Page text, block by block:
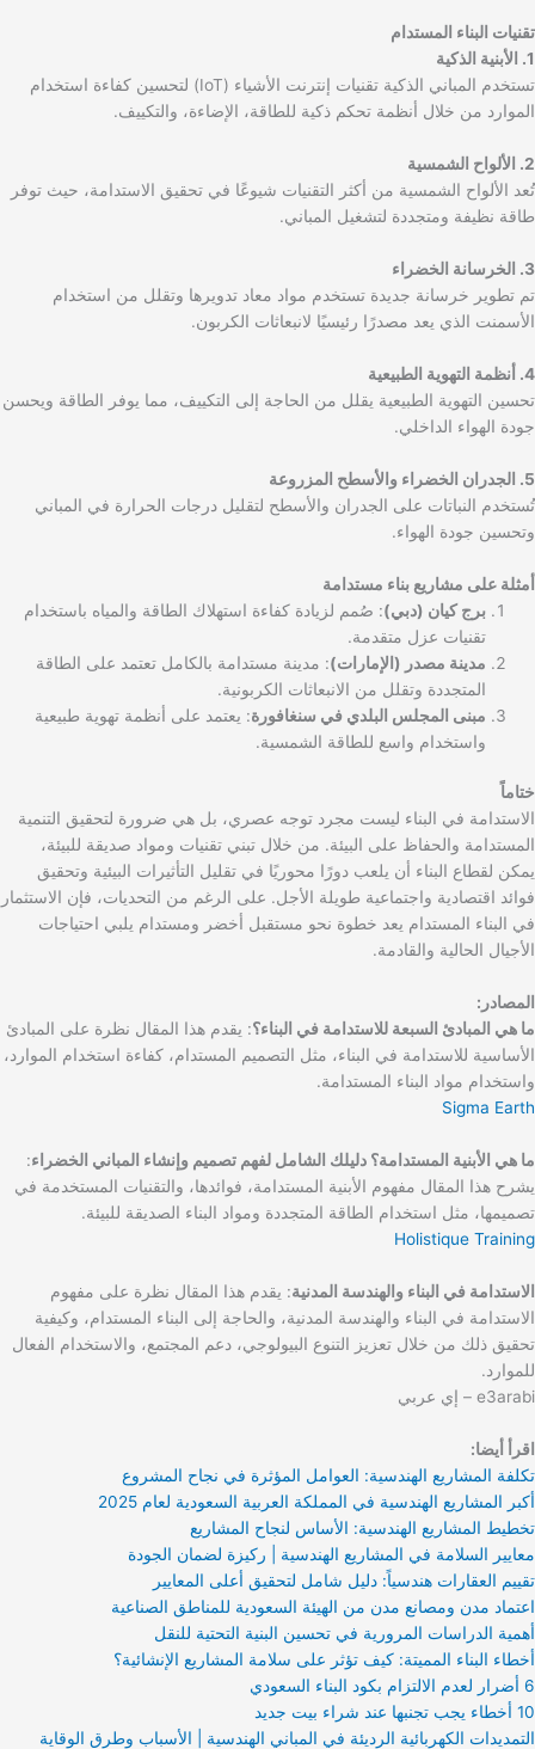
تقنيات البناء المستدام
1. الأبنية الذكية
تستخدم المباني الذكية تقنيات إنترنت الأشياء (IoT) لتحسين كفاءة استخدام
الموارد من خلال أنظمة تحكم ذكية للطاقة، الإضاءة، والتكييف.
2. الألواح الشمسية
تُعد الألواح الشمسية من أكثر التقنيات شيوعًا في تحقيق الاستدامة، حيث توفر
طاقة نظيفة ومتجددة لتشغيل المباني.
3. الخرسانة الخضراء
تم تطوير خرسانة جديدة تستخدم مواد معاد تدويرها وتقلل من استخدام
الأسمنت الذي يعد مصدرًا رئيسيًا لانبعاثات الكربون.
4. أنظمة التهوية الطبيعية
تحسين التهوية الطبيعية يقلل من الحاجة إلى التكييف، مما يوفر الطاقة ويحسن
جودة الهواء الداخلي.
5. الجدران الخضراء والأسطح المزروعة
تُستخدم النباتات على الجدران والأسطح لتقليل درجات الحرارة في المباني
وتحسين جودة الهواء.
أمثلة على مشاريع بناء مستدامة
برج كيان (دبي): صُمم لزيادة كفاءة استهلاك الطاقة والمياه باستخدام
تقنيات عزل متقدمة.
مدينة مصدر (الإمارات): مدينة مستدامة بالكامل تعتمد على الطاقة
المتجددة وتقلل من الانبعاثات الكربونية.
مبنى المجلس البلدي في سنغافورة: يعتمد على أنظمة تهوية طبيعية
واستخدام واسع للطاقة الشمسية.
ختاماً
الاستدامة في البناء ليست مجرد توجه عصري، بل هي ضرورة لتحقيق التنمية
المستدامة والحفاظ على البيئة. من خلال تبني تقنيات ومواد صديقة للبيئة،
يمكن لقطاع البناء أن يلعب دورًا محوريًا في تقليل التأثيرات البيئية وتحقيق
فوائد اقتصادية واجتماعية طويلة الأجل. على الرغم من التحديات، فإن الاستثمار
في البناء المستدام يعد خطوة نحو مستقبل أخضر ومستدام يلبي احتياجات
الأجيال الحالية والقادمة.
المصادر:
ما هي المبادئ السبعة للاستدامة في البناء؟: يقدم هذا المقال نظرة على المبادئ
الأساسية للاستدامة في البناء، مثل التصميم المستدام، كفاءة استخدام الموارد،
واستخدام مواد البناء المستدامة.
Sigma Earth
ما هي الأبنية المستدامة؟ دليلك الشامل لفهم تصميم وإنشاء المباني الخضراء:
يشرح هذا المقال مفهوم الأبنية المستدامة، فوائدها، والتقنيات المستخدمة في
تصميمها، مثل استخدام الطاقة المتجددة ومواد البناء الصديقة للبيئة.
Holistique Training
الاستدامة في البناء والهندسة المدنية: يقدم هذا المقال نظرة على مفهوم
الاستدامة في البناء والهندسة المدنية، والحاجة إلى البناء المستدام، وكيفية
تحقيق ذلك من خلال تعزيز التنوع البيولوجي، دعم المجتمع، والاستخدام الفعال
للموارد.
e3arabi – إي عربي
اقرأ أيضا:
تكلفة المشاريع الهندسية: العوامل المؤثرة في نجاح المشروع
أكبر المشاريع الهندسية في المملكة العربية السعودية لعام 2025
تخطيط المشاريع الهندسية: الأساس لنجاح المشاريع
معايير السلامة في المشاريع الهندسية | ركيزة لضمان الجودة
تقييم العقارات هندسياً: دليل شامل لتحقيق أعلى المعايير
اعتماد مدن ومصانع مدن من الهيئة السعودية للمناطق الصناعية
أهمية الدراسات المرورية في تحسين البنية التحتية للنقل
أخطاء البناء المميتة: كيف تؤثر على سلامة المشاريع الإنشائية؟
6 أضرار لعدم الالتزام بكود البناء السعودي
10 أخطاء يجب تجنبها عند شراء بيت جديد
التمديدات الكهربائية الرديئة في المباني الهندسية | الأسباب وطرق الوقاية